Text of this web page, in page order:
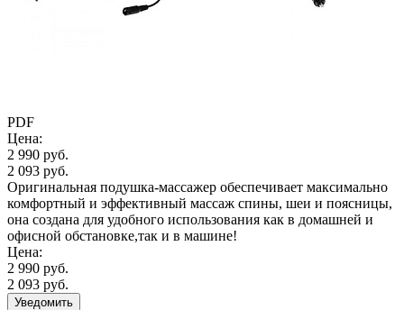
PDF
Цена:
2 990 руб.
2 093 руб.
Оригинальная подушка-массажер обеспечивает максимально
комфортный и эффективный массаж спины, шеи и поясницы,
она создана для удобного использования как в домашней и
офисной обстановке,так и в машине!
Цена:
2 990 руб.
2 093 руб.
Уведомить